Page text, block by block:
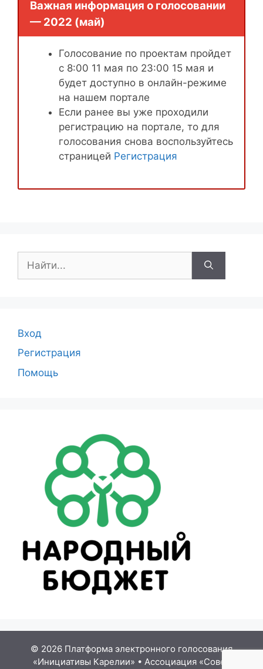
Важная информация о голосовании
— 2022 (май)
Голосование по проектам пройдет
с 8:00 11 мая по 23:00 15 мая и
будет доступно в онлайн-режиме
на нашем портале
Если ранее вы уже проходили
регистрацию на портале, то для
голосования снова воспользуйтесь
страницей Регистрация
Вход
Регистрация
Помощь
© 2026 Платформа электронного голосования
«Инициативы Карелии» • Ассоциация «Совет